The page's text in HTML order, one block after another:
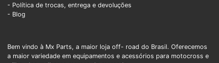
- Política de trocas, entrega e devoluções
- Blog
Bem vindo à Mx Parts, a maior loja off- road do Brasil. Oferecemos
a maior variedade em equipamentos e acessórios para motocross e